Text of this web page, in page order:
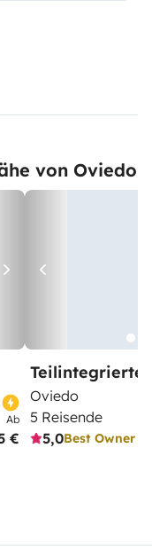
von Oviedo
Ab
€
Oviedo
5 Reisende
5,0Best Owner